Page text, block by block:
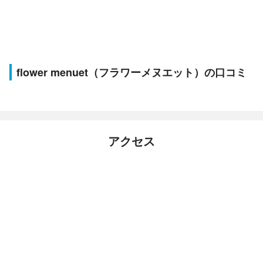
flower menuet（フラワーメヌエット）の口コミ
アクセス